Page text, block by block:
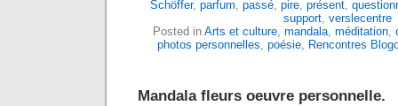
Schöffer, parfum, passé, pire, présent,
support, verslecentre
Posted in Arts et culture, mandala, méditation,
photos personnelles, poésie, Rencontres
Mandala fleurs oeuvre personnelle.